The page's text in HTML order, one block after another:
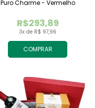
COMPRAR
3x de R$ 97,96
R$293,89
Puro Charme - Vermelho